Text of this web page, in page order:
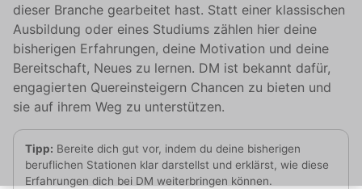
dieser Branche gearbeitet hast. Statt einer klassischen
Ausbildung oder eines Studiums zählen hier deine
bisherigen Erfahrungen, deine Motivation und deine
Bereitschaft, Neues zu lernen. DM ist bekannt dafür,
engagierten Quereinsteigern Chancen zu bieten und
sie auf ihrem Weg zu unterstützen.
Tipp: Bereite dich gut vor, indem du deine bisherigen
beruflichen Stationen klar darstellst und erklärst, wie diese
Erfahrungen dich bei DM weiterbringen können.